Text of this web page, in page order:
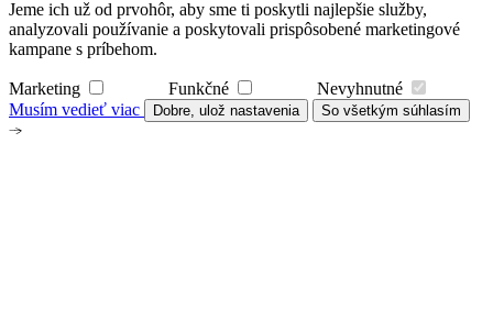
Jeme ich už od prvohôr, aby sme ti poskytli najlepšie služby,
analyzovali používanie a poskytovali prispôsobené marketingové
kampane s príbehom.
Marketing Funkčné
Nevyhnutné
Musím vedieť viac
Dobre, ulož nastavenia So všetkým súhlasím